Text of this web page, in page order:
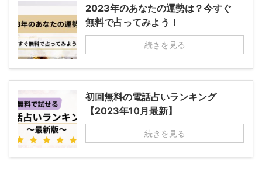
2023年のあなたの運勢は？今すぐ
無料で占ってみよう！
続きを見る
初回無料の電話占いランキング
【2023年10月最新】
続きを見る